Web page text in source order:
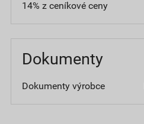
14% z ceníkové ceny
Dokumenty
Dokumenty výrobce